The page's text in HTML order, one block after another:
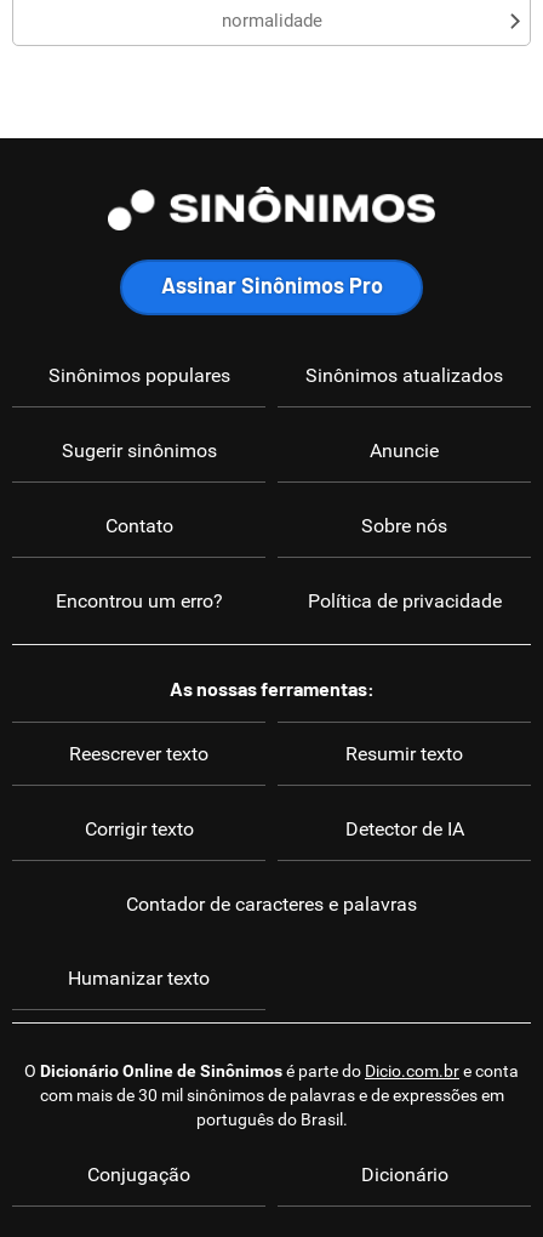
normalidade
Sinônimos populares
Anuncie
Encontrou um erro?
Sugerir sinônimos
Contato
Política de privacidade
Sinônimos atualizados
Sobre nós
Assinar Sinônimos Pro
As nossas ferramentas:
Reescrever texto
Corrigir texto
Contador de caracteres e palavras
Resumir texto
Detector de IA
Humanizar texto
O Dicionário Online de Sinônimosé parte do Dicio.com.bre conta
com mais de 30 mil sinônimos de palavras e de expressões em
português do Brasil.
Conjugação Dicionário